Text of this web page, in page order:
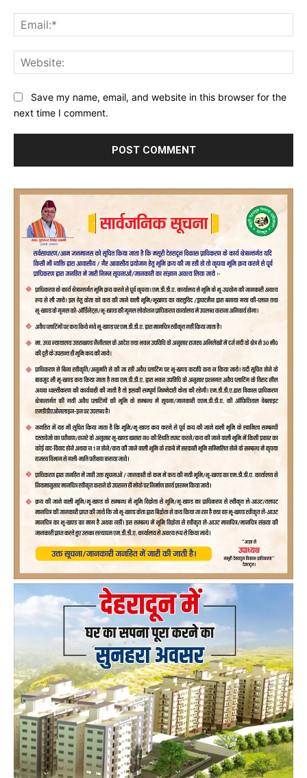
Save my name, email, and website in this browser for the
next time I comment.